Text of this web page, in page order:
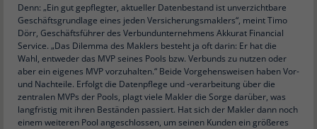
Denn: „Ein gut gepflegter, aktueller Datenbestand ist unverzichtbare
Geschäftsgrundlage eines jeden Versicherungsmaklers“, meint Timo
Dörr, Geschäftsführer des Verbundunternehmens Akkurat Financial
Service. „Das Dilemma des Maklers besteht ja oft darin: Er hat die
Wahl, entweder das MVP seines Pools bzw. Verbunds zu nutzen oder
aber ein eigenes MVP vorzuhalten.“ Beide Vorgehensweisen haben Vor-
und Nachteile. Erfolgt die Datenpflege und -verarbeitung über die
zentralen MVPs der Pools, plagt viele Makler die Sorge darüber, was
langfristig mit ihren Beständen passiert. Hat sich der Makler dann noch
einem weiteren Pool angeschlossen, um seinen Kunden ein größeres